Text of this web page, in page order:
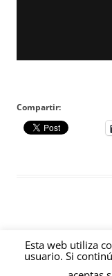
Compartir:
Funciona gracias a
Esta web utiliza
usuario. Si